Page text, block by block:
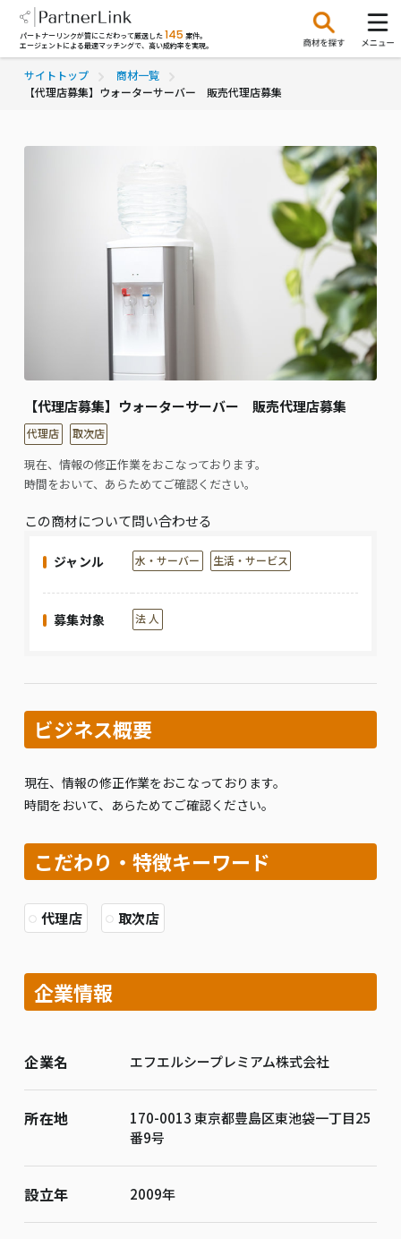
パートナーリンクが質にこだわって厳選した 145 案件。
エージェントによる最適マッチングで、高い成約率を実現。
サイトトップ
商材一覧
【代理店募集】ウォーターサーバー 販売代理店募集
【代理店募集】ウォーターサーバー 販売代理店募集
代理店 取次店
現在、情報の修正作業をおこなっております。
時間をおいて、あらためてご確認ください。
この商材について問い合わせる
ジャンル 水・サーバー 生活・サービス
募集対象 法 人
ビジネス概要
現在、情報の修正作業をおこなっております。
時間をおいて、あらためてご確認ください。
こだわり・特徴キーワード
代理店 取次店
企業情報
企業名 エフエルシープレミアム株式会社
所在地
170-0013 東京都豊島区東池袋一丁目25
番9号
設立年 2009年